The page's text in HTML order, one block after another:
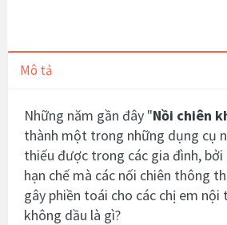
Mô tả
Những năm gần đây "Nồi chiên
thành một trong những dụng cụ
thiếu được trong các gia đình,
hạn chế mà các nối chiên thông
gây phiền toái cho các chị em nội
không dầu là gì?